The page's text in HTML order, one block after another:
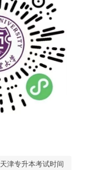
天津专升本考试时间